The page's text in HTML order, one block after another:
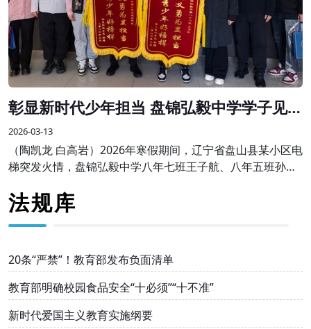
彰显新时代少年担当 盘锦弘毅中学学子见义
勇为受表彰
2026-03-13
（陶凯龙 白高岩）2026年寒假期间，辽宁省盘山县某小区电
梯突发火情，盘锦弘毅中学八年七班王子航、八年五班孙伟
出，熟练使用灭火器果断处置，成功将火情扑灭
法规库
20条“严禁”！教育部发布负面清单
教育部明确校园食品安全“十必须”“十不准”
新时代爱国主义教育实施纲要